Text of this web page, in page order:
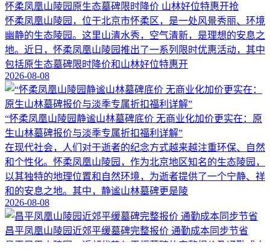
怀柔凤凰山陵园原生态墓碑限时降价 山林好位特惠开抢
怀柔凤凰山陵园，位于北京市怀柔区，是一处风景秀丽、环境
幽静的生态陵园。这里山清水秀，空气清新，是理想的安息之
地。近日，怀柔凤凰山陵园推出了一系列限时优惠活动，其中
包括原生态墓碑限时降价和山林好位特惠开
2026-08-08
“怀柔凤凰山陵园静谧山林墓碑底价 无商业化加价更实在：原
生山林墓碑报价与淡季专属折扣福利详解”
在现代社会，人们对于逝者的纪念方式越来越注重环保、自然
和个性化。怀柔凤凰山陵园，作为北京地区知名的生态陵园，
以其独特的地理位置和自然环境，为逝者提供了一个宁静、祥
和的安息之地。其中，静谧山林墓碑更是陵
2026-08-08
昌平凤凰山陵园近郊平缓墓碑完整报价 通勤成本同步节省
昌平凤凰山陵园：近郊优势与平缓墓碑的完整报价及通勤成本